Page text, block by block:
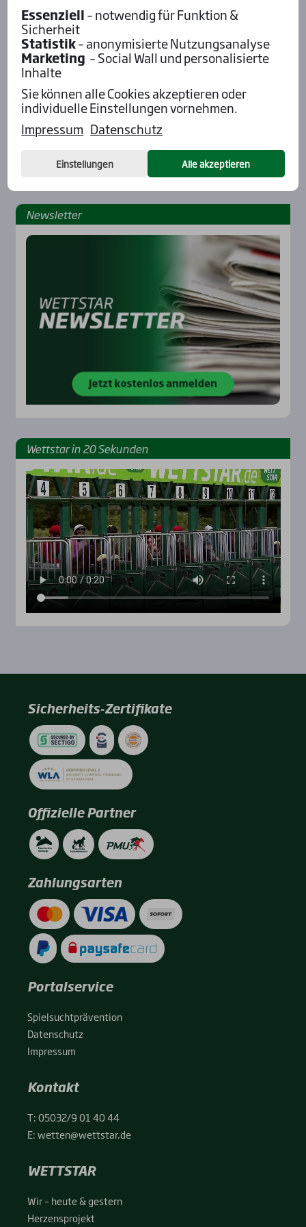
News­let­ter
Wett­star in 20 Sekun­den
Sicherheits-Zertifikate
Offizielle Partner
Zahlungsarten
Portalservice
Spiel­sucht­prä­ven­ti­on
Daten­schutz
Impres­sum
Kontakt
T:05032/9 01 40 44
E:wetten@wettstar.de
WETTSTAR
Wir – heu­te & ges­tern
Her­zens­pro­jekt
Essenziell– notwendig für Funktion &
Sicherheit
Statistik– anonymisierte Nutzungsanalyse
Marketing – Social Wall und personalisierte
Inhalte
Sie können alle Cookies akzeptieren oder
individuelle Einstellungen vornehmen.
Impressum Datenschutz
Einstellungen Alle akzeptieren